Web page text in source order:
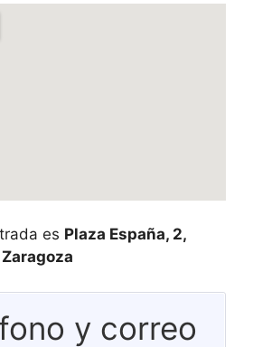
es Plaza España, 2,
y correo